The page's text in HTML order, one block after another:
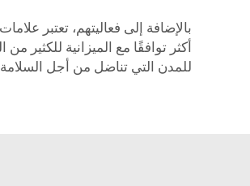
بالإضافة إلى فعاليتهم، تعتبر
أكثر توافقًا مع الميزانية
للمدن التي تناضل من أجل السلامة